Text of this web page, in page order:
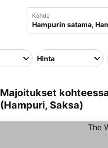
Kohde
Hinta
Majoitukset
(Hampuri, Saksa)